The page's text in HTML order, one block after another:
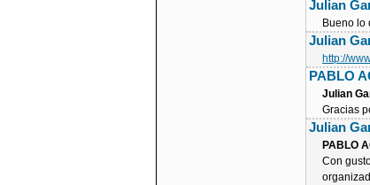
Julian
Bueno lo
Julian
http://
PABLO
Julian
Gracias
Julian
PABLO
Con